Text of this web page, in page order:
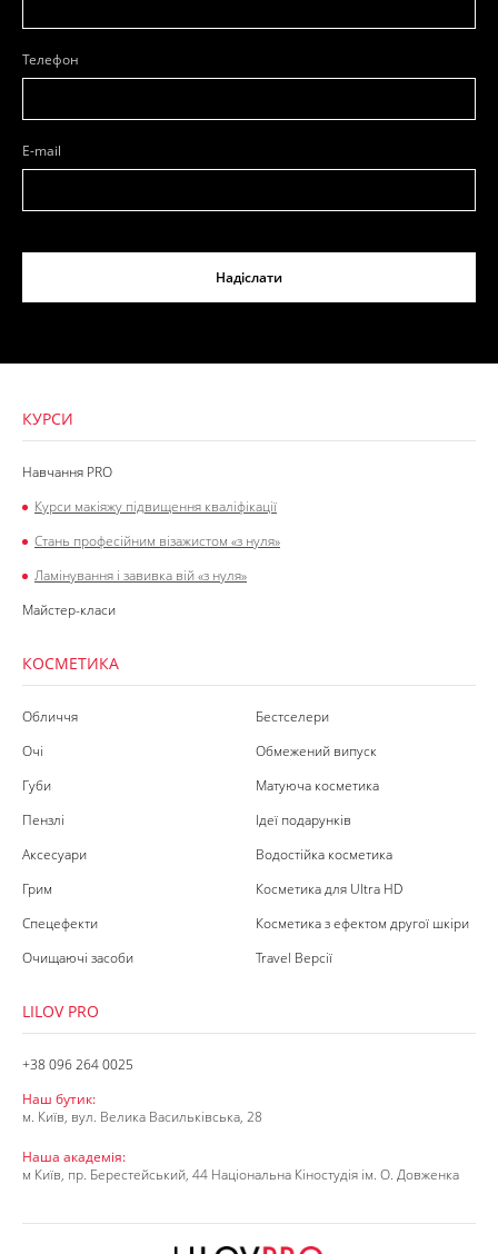
Телефон
E-mail
Надіслати
КУРСИ
Навчання PRO
Курси макіяжу підвищення кваліфікації
Стань професійним візажистом «з нуля»
Ламінування і завивка вій «з нуля»
Майстер-класи
КОСМЕТИКА
Обличчя
Очі
Губи
Пензлі
Аксесуари
Грим
Спецефекти
Очищаючі засоби
Бестселери
Обмежений випуск
Матуюча косметика
Ідеї подарунків
Водостійка косметика
Косметика для Ultra HD
Косметика з ефектом другої шкіри
Travel Версії
LILOV PRO
+38 096 264 0025
Наш бутик:
м. Київ, вул. Велика Васильківська, 28
Наша академія:
м Київ, пр. Берестейський, 44 Національна Кіностудія ім. О. Довженка